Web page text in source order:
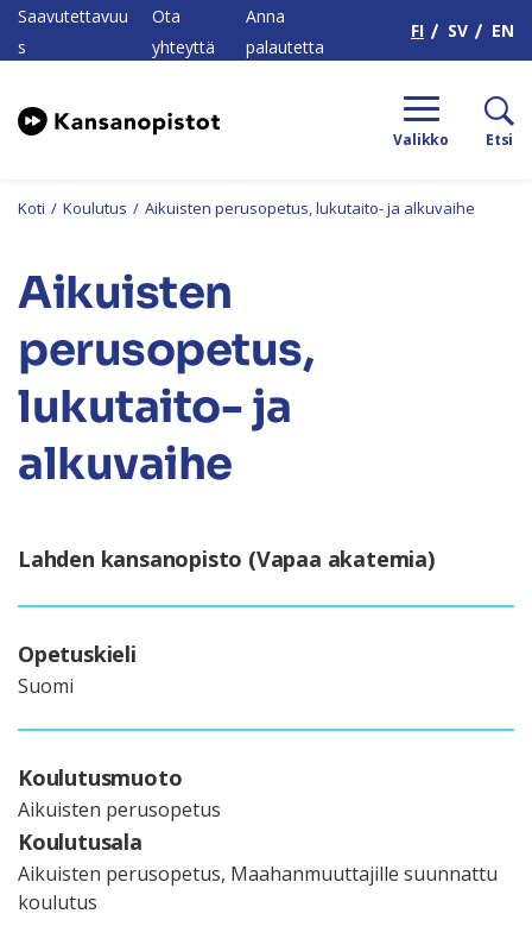
Saavutettavuu
s
Ota
yhteyttä
Anna
palautetta
FI SV EN
Valikko Etsi
Koti / Koulutus / Aikuisten perusopetus, lukutaito- ja alkuvaihe
Aikuisten
perusopetus,
lukutaito- ja
alkuvaihe
Lahden kansanopisto (Vapaa akatemia)
Opetuskieli
Suomi
Koulutusmuoto
Aikuisten perusopetus
Koulutusala
Aikuisten perusopetus, Maahanmuuttajille suunnattu
koulutus